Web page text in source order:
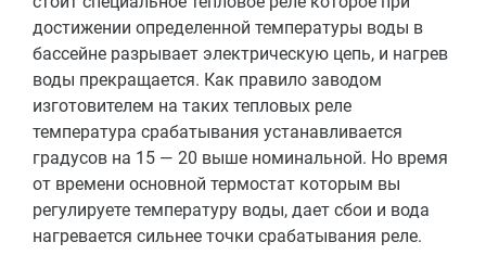
достижении определенной температуры воды в
бассейне разрывает электрическую цепь, и нагрев
воды прекращается. Как правило заводом
изготовителем на таких тепловых реле
температура срабатывания устанавливается
градусов на 15 — 20 выше номинальной. Но время
от времени основной термостат которым вы
регулируете температуру воды, дает сбои и вода
нагревается сильнее точки срабатывания реле.